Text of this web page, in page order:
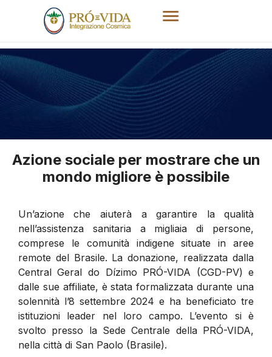
Azione sociale per mostrare che un
mondo migliore è possibile
Un’azione che aiuterà a garantire la qualità
nell’assistenza sanitaria a migliaia di persone,
comprese le comunità indigene situate in aree
remote del Brasile. La donazione, realizzata dalla
Central Geral do Dízimo PRÓ-VIDA (CGD-PV) e
dalle sue affiliate, è stata formalizzata durante una
solennità l’8 settembre 2024 e ha beneficiato tre
istituzioni leader nel loro campo. L’evento si è
svolto presso la Sede Centrale della PRÓ-VIDA,
nella città di San Paolo (Brasile).